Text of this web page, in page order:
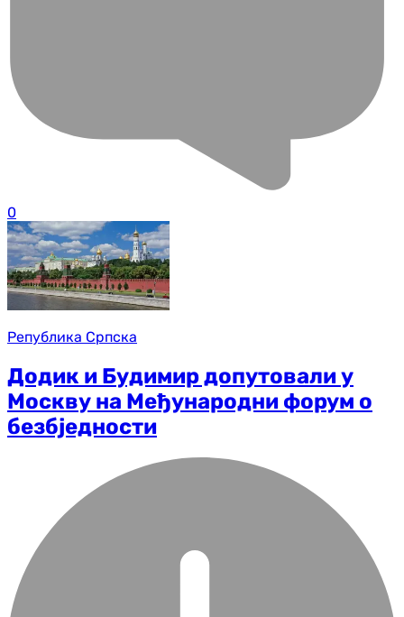
0
Република Српска
Додик и Будимир допутовали у
Москву на Међународни форум о
безбједности